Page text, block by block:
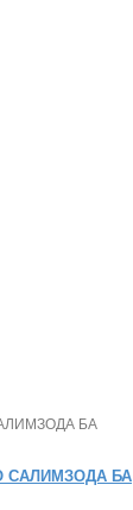
САЛИМЗОДА БА